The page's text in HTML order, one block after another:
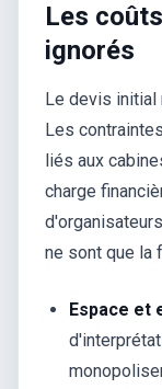
Les
ignorés
Le devis initial
Les
liés aux
charge
ne sont que la
Espace et